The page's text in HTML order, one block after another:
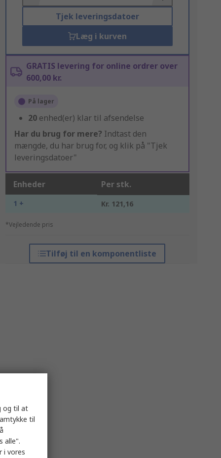
Tjek leveringsdatoer
Læg i kurven
GRATIS levering for online ordrer over
600,00 kr.
På lager
20 enhed(er) klar til afsendelse
Har du brug for mere? Indtast den
mængde, du har brug for, og klik på "Tjek
leveringsdatoer"
Enheder Per stk.
1 + Kr. 121,16
*Vejledende pris
Tilføj til en komponentliste
og til at
til
alle".
i vores